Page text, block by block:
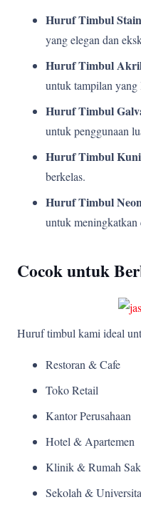
Huruf Timbul
yang elegan dan
Huruf Timbul
untuk tampilan yang
Huruf Timbul
untuk penggunaan
Huruf Timbul
berkelas.
Huruf Timbul
untuk
Cocok untuk
Huruf timbul kami ideal
Restoran & Cafe
Toko Retail
Kantor Perusahaan
Hotel & Apartemen
Klinik & Rumah
Sekolah &